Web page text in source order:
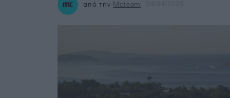
από την Mcteam